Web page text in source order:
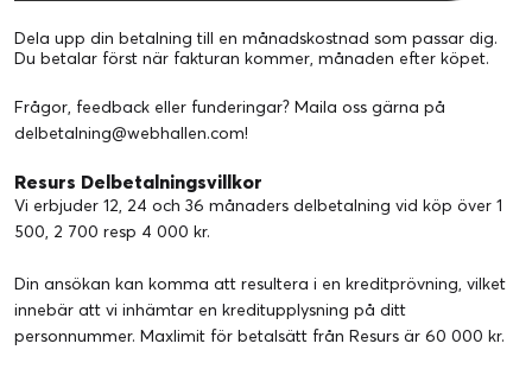
Dela upp din betalning till en månadskostnad som passar dig.
Du betalar först när fakturan kommer, månaden efter köpet.
Frågor, feedback eller funderingar? Maila oss gärna på
delbetalning@webhallen.com!
Resurs Delbetalningsvillkor
Vi erbjuder 12, 24 och 36 månaders delbetalning vid köp över 1
500, 2 700 resp 4 000 kr.
Din ansökan kan komma att resultera i en kreditprövning, vilket
innebär att vi inhämtar en kreditupplysning på ditt
personnummer. Maxlimit för betalsätt från Resurs är 60 000 kr.